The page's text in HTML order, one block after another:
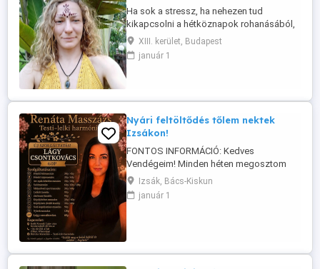
Ha sok a stressz, ha nehezen tud
kikapcsolni a hétköznapok rohanásából,
feladataiból, ha sokat ül, áll, ha izomláza
van vagy egyszerűen csak sportol vagy
fizikai munkát végez, vagy szellemi
fájdalomküszöbéhez igazodó
masszázsra, ...
XIII. kerület, Budapest
január 1
Nyári feltöltődés tőlem nektek
Izsákon!
FONTOS INFORMÁCIÓ: Kedves
Vendégeim! Minden héten megosztom
veletek, hogy mely napokon tudok egész
nap masszázs időpontokat vállalni.
Ezeken a kiemelt napokon rugalmasabb
Ha szeretnél ...
Izsák, Bács-Kiskun
január 1